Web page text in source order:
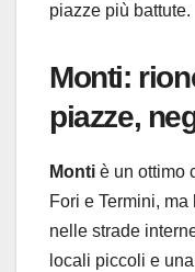
piazze più battute.
Monti:
piazze,
Monti è un ottimo
Fori e Termini,
nelle strade
locali piccoli e